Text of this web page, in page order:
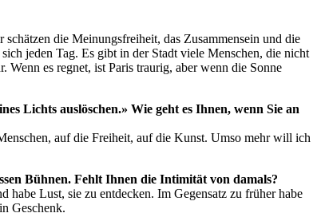
die Meinungsfreiheit, das Zusammensein und die
jeden Tag. Es gibt in der Stadt viele Menschen, die nicht
es regnet, ist Paris traurig, aber wenn die Sonne
Lichts auslöschen.» Wie geht es Ihnen, wenn Sie an
auf die Freiheit, auf die Kunst. Umso mehr will ich
Bühnen. Fehlt Ihnen die Intimität von damals?
habe Lust, sie zu entdecken. Im Gegensatz zu früher habe
Geschenk.